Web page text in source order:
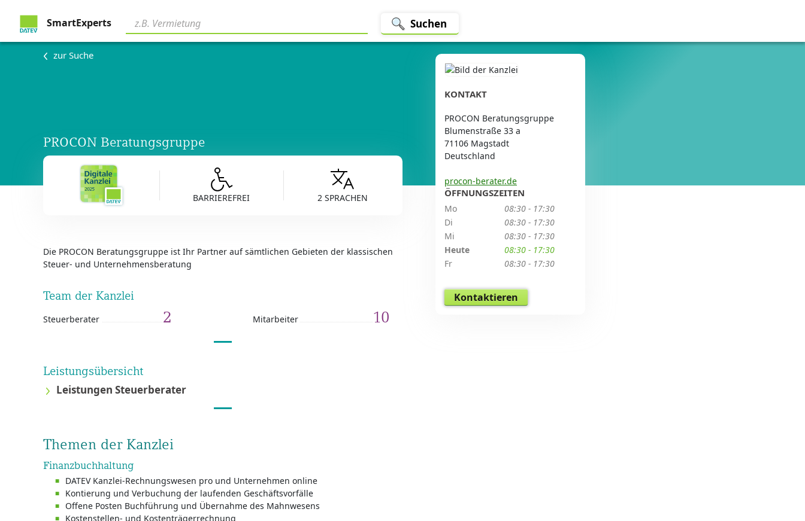
SmartExperts Suchen
zur Suche
PROCON Beratungsgruppe
BARRIEREFREI 2 SPRACHEN
Die PROCON Beratungsgruppe ist Ihr Partner auf sämtlichen Gebieten der klassischen
Steuer- und Unternehmensberatung
Team der Kanzlei
Steuerberater 2 Mitarbeiter 10
Leistungsübersicht
Leistungen Steuerberater
Themen der Kanzlei
Finanzbuchhaltung
DATEV Kanzlei-Rechnungswesen pro und Unternehmen online
Kontierung und Verbuchung der laufenden Geschäftsvorfälle
Offene Posten Buchführung und Übernahme des Mahnwesens
Kostenstellen- und Kostenträgerrechnung
KONTAKT
PROCON Beratungsgruppe
Blumenstraße 33 a
71106 Magstadt
Deutschland
procon-berater.de
ÖFFNUNGSZEITEN
Mo
08:30 - 17:30
Di
08:30 - 17:30
Mi
08:30 - 17:30
Heute
08:30 - 17:30
Fr
08:30 - 17:30
Kontaktieren